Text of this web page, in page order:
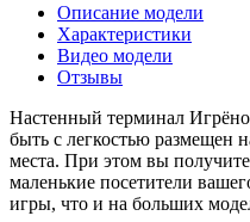
Описание модели
Характеристики
Видео модели
Отзывы
Настенный терминал
быть с легкостью размещен
места. При этом вы
маленькие посетители
игры, что и на больших